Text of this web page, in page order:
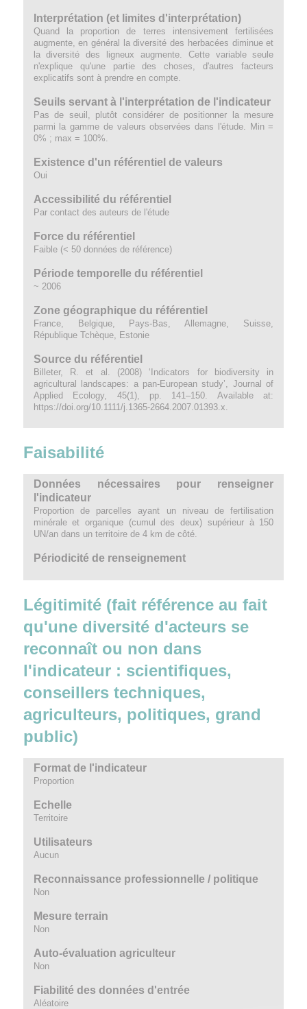
Interprétation (et limites d'interprétation)
Quand la proportion de terres intensivement fertilisées
augmente, en général la diversité des herbacées diminue et
la diversité des ligneux augmente. Cette variable seule
n'explique qu'une partie des choses, d'autres facteurs
explicatifs sont à prendre en compte.
Seuils servant à l'interprétation de l'indicateur
Pas de seuil, plutôt considérer de positionner la mesure
parmi la gamme de valeurs observées dans l'étude. Min =
0% ; max = 100%.
Existence d'un référentiel de valeurs
Oui
Accessibilité du référentiel
Par contact des auteurs de l'étude
Force du référentiel
Faible (< 50 données de référence)
Période temporelle du référentiel
~ 2006
Zone géographique du référentiel
France, Belgique, Pays-Bas, Allemagne, Suisse,
République Tchèque, Estonie
Source du référentiel
Billeter, R. et al. (2008) ‘Indicators for biodiversity in
agricultural landscapes: a pan-European study’, Journal of
Applied Ecology, 45(1), pp. 141–150. Available at:
https://doi.org/10.1111/j.1365-2664.2007.01393.x.
Faisabilité
Données nécessaires pour renseigner
l'indicateur
Proportion de parcelles ayant un niveau de fertilisation
minérale et organique (cumul des deux) supérieur à 150
UN/an dans un territoire de 4 km de côté.
Périodicité de renseignement
Légitimité (fait référence au fait
qu'une diversité d'acteurs se
reconnaît ou non dans
l'indicateur : scientifiques,
conseillers techniques,
agriculteurs, politiques, grand
public)
Format de l'indicateur
Proportion
Echelle
Territoire
Utilisateurs
Aucun
Reconnaissance professionnelle / politique
Non
Mesure terrain
Non
Auto-évaluation agriculteur
Non
Fiabilité des données d'entrée
Aléatoire